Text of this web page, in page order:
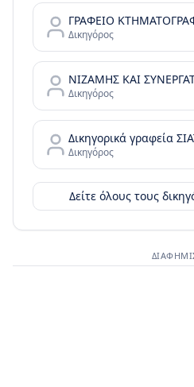
Δικηγόρος
Δικηγόρος
Δικηγορικά γραφεία
Δικηγόρος
Δείτε όλους τους